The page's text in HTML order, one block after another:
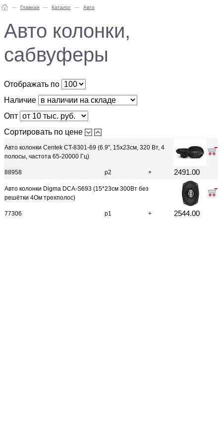
Главная Каталог Авто
Авто колонки,
сабвуферы
Отображать по
Наличие
Опт
Сортировать по цене
Авто колонки Centek CT-8301-69 (6.9", 15x23см, 320 Вт, 4
полосы, частота 65-20000 Гц)
88958 р2 + 2491.00
Авто колонки Digma DCA-S693 (15*23см 300Вт без
решётки 4Ом трехполос)
77306 р1 + 2544.00